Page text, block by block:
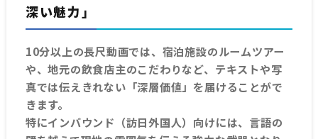
深い魅力」
10分以上の長尺動画では、宿泊施設のルームツアー
や、地元の飲食店主のこだわりなど、テキストや写
真では伝えきれない「深層価値」を届けることがで
きます。
特にインバウンド（訪日外国人）向けには、言語の